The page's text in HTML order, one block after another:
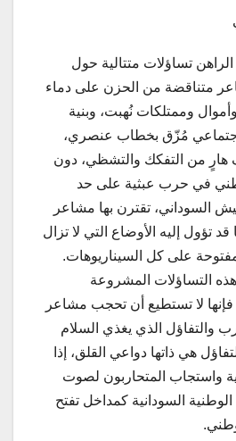
تساؤلات متتالية حول
متناقضة من الحزن على دماء
وممتلكات نُهبت، وبنية
مُزّق بخطاب عنصري،
من التفكك والتشظي، دون
في حرب عبثية على حد
السوداني، تقترن بها مشاعر
تؤول إليه الأوضاع التي لا تزال
على كل السيناريوهات.
التساؤلات المشروعة
فإنها لا تستطيع أن تحجب مشاعر
والتفاؤل الذي يغذي السلام
هي ذاتها دواعي القلق، إذا
واستجاب المتحاربون لصوت
الوطنية السودانية كمداخل تفتح